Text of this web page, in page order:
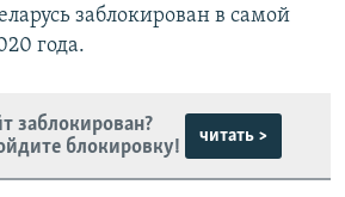
заблокирован в самой
года.
заблокирован?
блокировку!
читать >